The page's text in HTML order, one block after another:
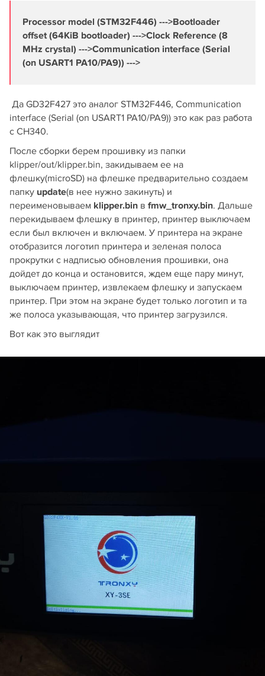
Processor model (STM32F446) --->Bootloader
offset (64KiB bootloader) --->Clock Reference (8
MHz crystal) --->Communication interface (Serial
(on USART1 PA10/PA9)) --->
Да GD32F427 это аналог STM32F446, Communication
interface (Serial (on USART1 PA10/PA9)) это как раз работа
с CH340.
После сборки берем прошивку из папки
klipper/out/klipper.bin, закидываем ее на
флешку(microSD) на флешке предварительно создаем
папку update(в нее нужно закинуть) и
переименовываем klipper.bin в fmw_tronxy.bin. Дальше
перекидываем флешку в принтер, принтер выключаем
если был включен и включаем. У принтера на экране
отобразится логотип принтера и зеленая полоса
прокрутки с надписью обновления прошивки, она
дойдет до конца и остановится, ждем еще пару минут,
выключаем принтер, извлекаем флешку и запускаем
принтер. При этом на экране будет только логотип и та
же полоса указывающая, что принтер загрузился.
Вот как это выглядит